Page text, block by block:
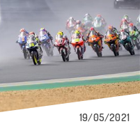
19/05/2021